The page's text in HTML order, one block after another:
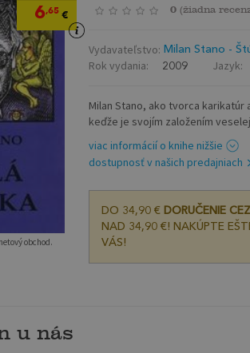
6,65 €
obchod.
0 (žiadna
Vydavateľstvo: Milan Stano -
Rok vydania: 2009 Jazyk:
Milan Stano, ako tvorca karikatúr
keďže je svojím založením
viac informácií o knihe nižšie
dostupnosť v našich predajniach
DO 34,90 € DORUČENIE
NAD 34,90 €! NAKÚPTE
VÁS!
u nás